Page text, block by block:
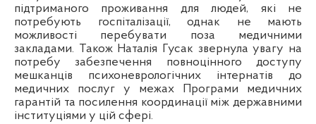
підтриманого проживання для людей, які не
потребують госпіталізації, однак не мають
можливості перебувати поза медичними
закладами. Також Наталія Гусак звернула увагу на
потребу забезпечення повноцінного доступу
мешканців психоневрологічних інтернатів до
медичних послуг у межах Програми медичних
гарантій та посилення координації між державними
інституціями у цій сфері.